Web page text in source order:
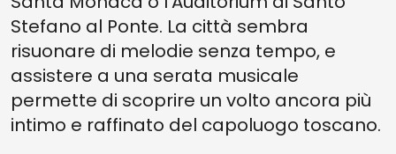
Stefano al Ponte. La città sembra
risuonare di melodie senza tempo, e
assistere a una serata musicale
permette di scoprire un volto ancora più
intimo e raffinato del capoluogo toscano.